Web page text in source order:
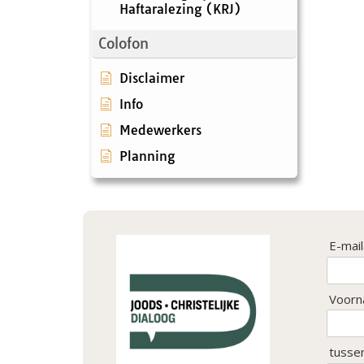
Haftaralezing (KRJ)
Colofon
Disclaimer
Info
Medewerkers
Planning
E-